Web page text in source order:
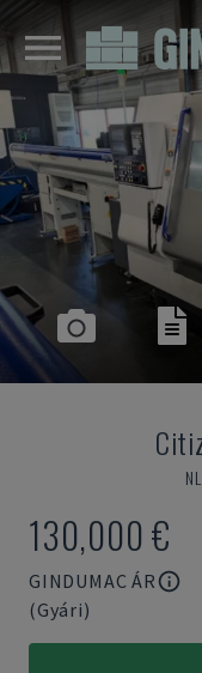
130,000 €
GINDUMAC ÁR
(Gyári)